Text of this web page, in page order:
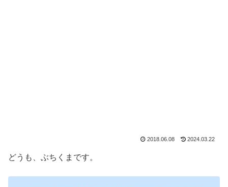
2018.06.08 2024.03.22
どうも、ぶちくまです。